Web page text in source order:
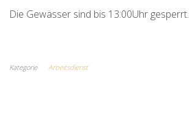
Die Gewässer sind bis 13:00Uhr gesperrt.
Kategorie Arbeitsdienst